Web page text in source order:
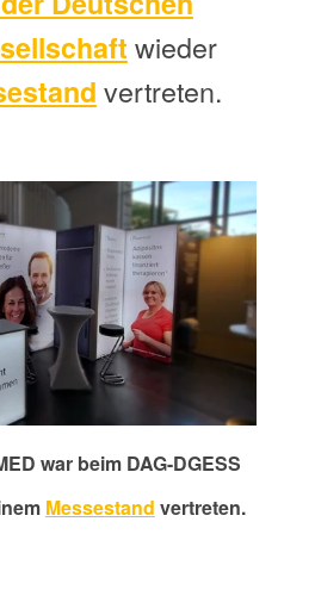
wieder
vertreten.
war beim DAG-DGESS
Messestand vertreten.